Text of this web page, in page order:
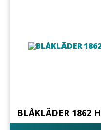
BLÅKLÄDER 1862